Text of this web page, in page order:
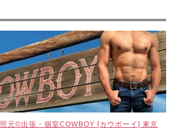
元©出張・個室COWBOY [カウボーイ] 東京